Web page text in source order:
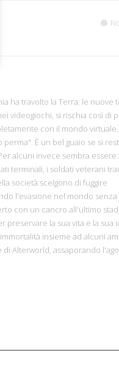
ha travolto la Terra: le nuove
videogiochi, si rischia così di
con il mondo
È un bel guaio se si
alcuni invece sembra essere
terminali, i soldati veterani
società scelgono di fuggire
l'evasione nel mondo
con un cancro all'ultimo
la sua vita e la sua
insieme ad alcuni
Alterworld, assaporando